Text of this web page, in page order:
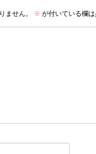
ません。 ※ が付いている欄